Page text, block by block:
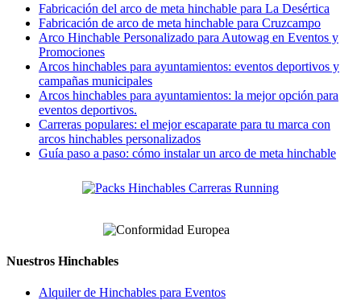
Fabricación del arco de meta hinchable para La Desértica
Fabricación de arco de meta hinchable para Cruzcampo
Arco Hinchable Personalizado para Autowag en Eventos y
Promociones
Arcos hinchables para ayuntamientos: eventos deportivos y
campañas municipales
Arcos hinchables para ayuntamientos: la mejor opción para
eventos deportivos.
Carreras populares: el mejor escaparate para tu marca con
arcos hinchables personalizados
Guía paso a paso: cómo instalar un arco de meta hinchable
Nuestros Hinchables
Alquiler de Hinchables para Eventos